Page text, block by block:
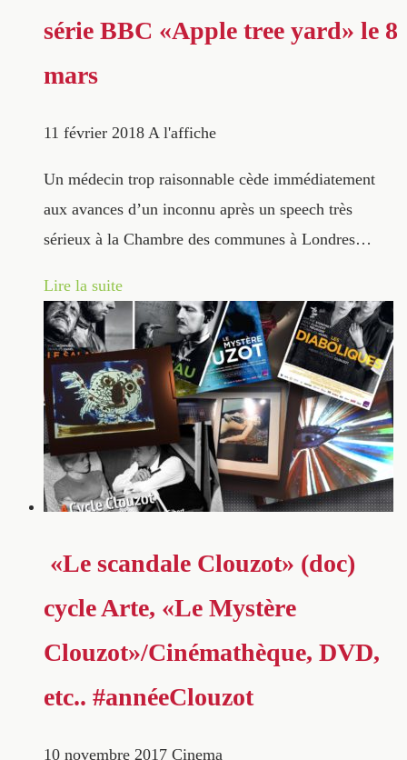
série BBC «Apple tree yard» le 8
mars
11 février 2018 A l'affiche
Un médecin trop raisonnable cède immédiatement
aux avances d’un inconnu après un speech très
sérieux à la Chambre des communes à Londres…
Lire la suite
«Le scandale Clouzot» (doc)
cycle Arte, «Le Mystère
Clouzot»/Cinémathèque, DVD,
etc.. #annéeClouzot
10 novembre 2017 Cinema